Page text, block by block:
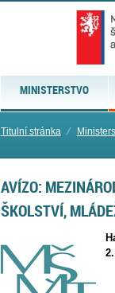
MINISTERSTVO
Titulní stránka ⁄
AVÍZO:
ŠKOLSTVÍ,